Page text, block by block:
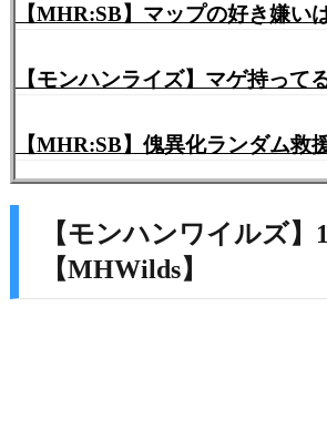
【MHR:SB】マップの好き嫌い
【MHR:SB】傀異化ランダム救
【モンハンワイルズ
【MHWilds】